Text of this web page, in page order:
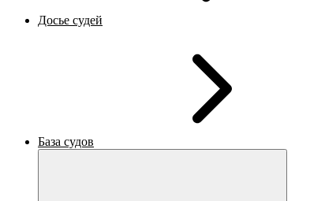
Досье судей
База судов